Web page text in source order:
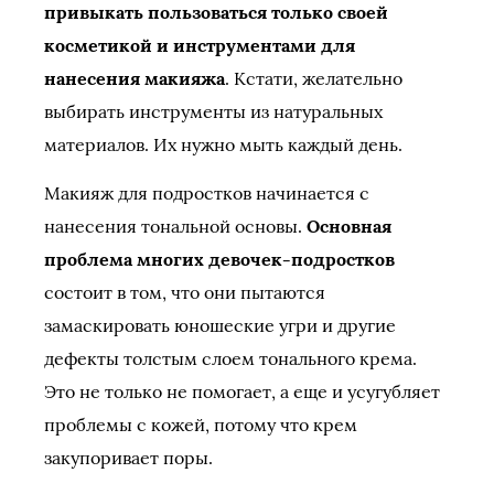
привыкать пользоваться только своей
косметикой и инструментами для
нанесения макияжа. Кстати, желательно
выбирать инструменты из натуральных
материалов. Их нужно мыть каждый день.
Макияж для подростков начинается с
нанесения тональной основы. Основная
проблема многих девочек-подростков
состоит в том, что они пытаются
замаскировать юношеские угри и другие
дефекты толстым слоем тонального крема.
Это не только не помогает, а еще и усугубляет
проблемы с кожей, потому что крем
закупоривает поры.